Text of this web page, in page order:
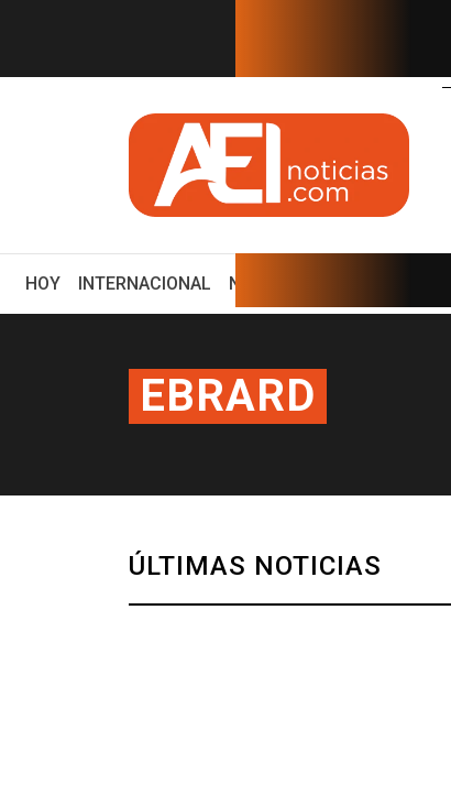
EN TIEMPO REAL
HOY(CURRENT)
INTERNACIONAL NACIONAL
EBRARD
ÚLTIMAS NOTICIAS